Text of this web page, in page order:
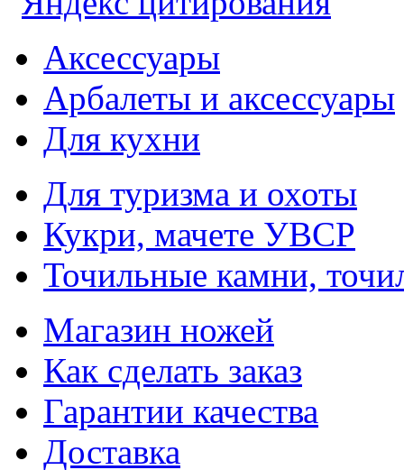
Аксессуары
Арбалеты и аксессуары
Для кухни
Для туризма и охоты
Кукри, мачете УВСР
Точильные камни,
Магазин ножей
Как сделать заказ
Гарантии качества
Доставка